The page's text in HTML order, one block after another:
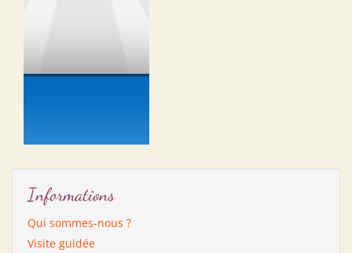
Informations
Qui sommes-nous ?
Visite guidée